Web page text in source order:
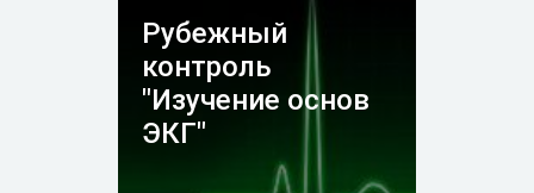
Рубежный
контроль
"Изучение основ
ЭКГ"